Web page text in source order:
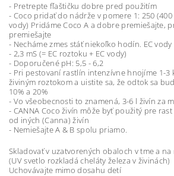
- Pretrepte fľaštičku dobre pred použitím
- Coco pridať do nádrže v pomere 1: 250 (400
vody) Pridáme Coco A a dobre premiešajte,
premiešajte
- Necháme zmes stáť niekoľko hodín. EC
- 2,3 mS (= EC roztoku + EC vody)
- Doporučené pH: 5,5 - 6,2
- Pri pestovaní rastlín intenzívne hnojíme 1-3
živiným roztokom a uistite sa, že odtok sa
10% a 20%
- Vo všeobecnosti to znamená, 3-6 l živín za
- CANNA Coco živín môže byť použitý pre
od iných (Canna) živín
- Nemiešajte A & B spolu priamo.
Skladovať v uzatvorených obaloch v tme a
(UV svetlo rozkladá cheláty železa v živinách)
Uchovávajte mimo dosahu detí